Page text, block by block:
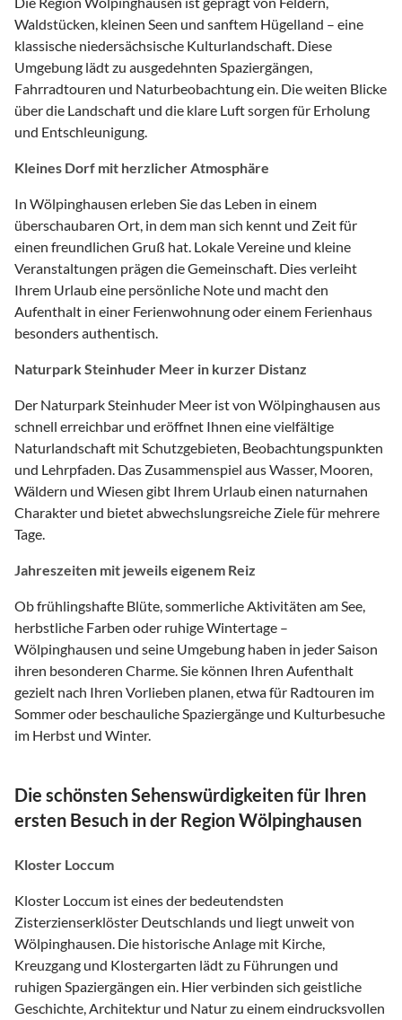
Waldstücken, kleinen Seen und sanftem Hügelland – eine
klassische niedersächsische Kulturlandschaft. Diese
Umgebung lädt zu ausgedehnten Spaziergängen,
Fahrradtouren und Naturbeobachtung ein. Die weiten Blicke
über die Landschaft und die klare Luft sorgen für Erholung
und Entschleunigung.
Kleines Dorf mit herzlicher Atmosphäre
In Wölpinghausen erleben Sie das Leben in einem
überschaubaren Ort, in dem man sich kennt und Zeit für
einen freundlichen Gruß hat. Lokale Vereine und kleine
Veranstaltungen prägen die Gemeinschaft. Dies verleiht
Ihrem Urlaub eine persönliche Note und macht den
Aufenthalt in einer Ferienwohnung oder einem Ferienhaus
besonders authentisch.
Naturpark Steinhuder Meer in kurzer Distanz
Der Naturpark Steinhuder Meer ist von Wölpinghausen aus
schnell erreichbar und eröffnet Ihnen eine vielfältige
Naturlandschaft mit Schutzgebieten, Beobachtungspunkten
und Lehrpfaden. Das Zusammenspiel aus Wasser, Mooren,
Wäldern und Wiesen gibt Ihrem Urlaub einen naturnahen
Charakter und bietet abwechslungsreiche Ziele für mehrere
Tage.
Jahreszeiten mit jeweils eigenem Reiz
Ob frühlingshafte Blüte, sommerliche Aktivitäten am See,
herbstliche Farben oder ruhige Wintertage –
Wölpinghausen und seine Umgebung haben in jeder Saison
ihren besonderen Charme. Sie können Ihren Aufenthalt
gezielt nach Ihren Vorlieben planen, etwa für Radtouren im
Sommer oder beschauliche Spaziergänge und Kulturbesuche
im Herbst und Winter.
Die schönsten Sehenswürdigkeiten für Ihren
ersten Besuch in der Region Wölpinghausen
Kloster Loccum
Kloster Loccum ist eines der bedeutendsten
Zisterzienserklöster Deutschlands und liegt unweit von
Wölpinghausen. Die historische Anlage mit Kirche,
Kreuzgang und Klostergarten lädt zu Führungen und
ruhigen Spaziergängen ein. Hier verbinden sich geistliche
Geschichte, Architektur und Natur zu einem eindrucksvollen